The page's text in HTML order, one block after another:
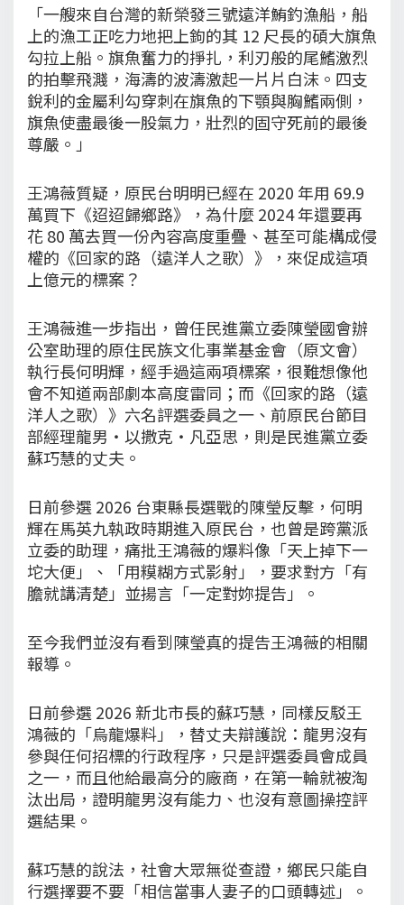
「一艘來自台灣的新榮發三號遠洋鮪釣漁船，船
上的漁工正吃力地把上鉤的其 12 尺長的碩大旗魚
勾拉上船。旗魚奮力的掙扎，利刃般的尾鰭激烈
的拍擊飛濺，海濤的波濤激起一片片白沫。四支
銳利的金屬利勾穿刺在旗魚的下顎與胸鰭兩側，
旗魚使盡最後一股氣力，壯烈的固守死前的最後
尊嚴。」
王鴻薇質疑，原民台明明已經在 2020 年用 69.9
萬買下《迢迢歸鄉路》，為什麼 2024 年還要再
花 80 萬去買一份內容高度重疊、甚至可能構成侵
權的《回家的路（遠洋人之歌）》，來促成這項
上億元的標案？
王鴻薇進一步指出，曾任民進黨立委陳瑩國會辦
公室助理的原住民族文化事業基金會（原文會）
執行長何明輝，經手過這兩項標案，很難想像他
會不知道兩部劇本高度雷同；而《回家的路（遠
洋人之歌）》六名評選委員之一、前原民台節目
部經理龍男・以撒克・凡亞思，則是民進黨立委
蘇巧慧的丈夫。
日前參選 2026 台東縣長選戰的陳瑩反擊，何明
輝在馬英九執政時期進入原民台，也曾是跨黨派
立委的助理，痛批王鴻薇的爆料像「天上掉下一
坨大便」、「用糢糊方式影射」，要求對方「有
膽就講清楚」並揚言「一定對妳提告」。
至今我們並沒有看到陳瑩真的提告王鴻薇的相關
報導。
日前參選 2026 新北市長的蘇巧慧，同樣反駁王
鴻薇的「烏龍爆料」，替丈夫辯護說：龍男沒有
參與任何招標的行政程序，只是評選委員會成員
之一，而且他給最高分的廠商，在第一輪就被淘
汰出局，證明龍男沒有能力、也沒有意圖操控評
選結果。
蘇巧慧的說法，社會大眾無從查證，鄉民只能自
行選擇要不要「相信當事人妻子的口頭轉述」。